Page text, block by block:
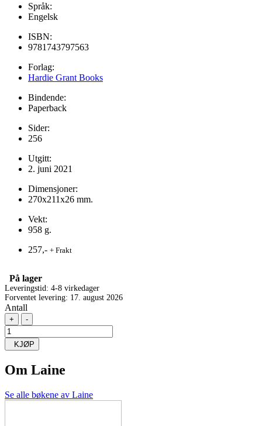
Språk:
Engelsk
ISBN:
9781743797563
Forlag:
Hardie Grant Books
Bindende:
Paperback
Sider:
256
Utgitt:
2. juni 2021
Dimensjoner:
270x211x26 mm.
Vekt:
958 g.
257,- + Frakt
På lager
Leveringstid: 4-8 virkedager
Forventet levering: 17. august 2026
Antall
+ -
KJØP
Om Laine
Se alle bøkene av Laine